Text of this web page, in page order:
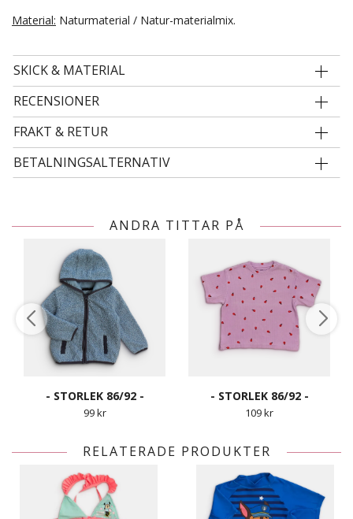
Material: Naturmaterial / Natur-materialmix.
SKICK & MATERIAL
RECENSIONER
FRAKT & RETUR
BETALNINGSALTERNATIV
ANDRA TITTAR PÅ
- STORLEK 86/92 -
99 kr
- STORLEK 86/92 -
109 kr
RELATERADE PRODUKTER